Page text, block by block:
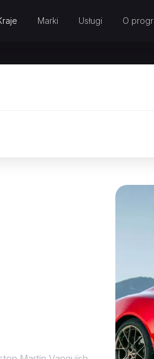
Marki Usługi O